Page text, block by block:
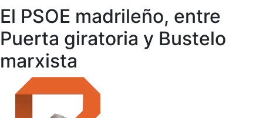
El PSOE madrileño, entre
Puerta giratoria y Bustelo
marxista